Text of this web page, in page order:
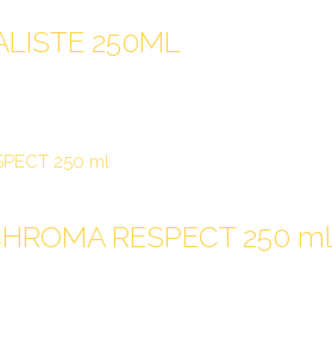
250ML
RESPECT 250 ml